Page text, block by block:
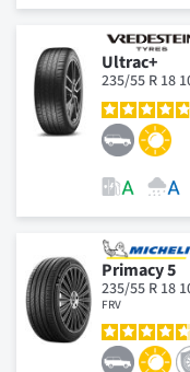
Ultrac+
235/55 R 18
Primacy 5
235/55 R 18
FRV